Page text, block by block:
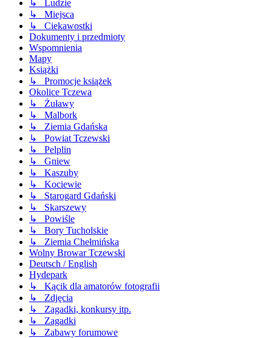
↳ Ludzie
↳ Miejsca
↳ Ciekawostki
Dokumenty i przedmioty
Wspomnienia
Mapy
Książki
↳ Promocje książek
Okolice Tczewa
↳ Żuławy
↳ Malbork
↳ Ziemia Gdańska
↳ Powiat Tczewski
↳ Pelplin
↳ Gniew
↳ Kaszuby
↳ Kociewie
↳ Starogard Gdański
↳ Skarszewy
↳ Powiśle
↳ Bory Tucholskie
↳ Ziemia Chełmińska
Wolny Browar Tczewski
Deutsch / English
Hydepark
↳ Kącik dla amatorów fotografii
↳ Zdjęcia
↳ Zagadki, konkursy itp.
↳ Zagadki
↳ Zabawy forumowe